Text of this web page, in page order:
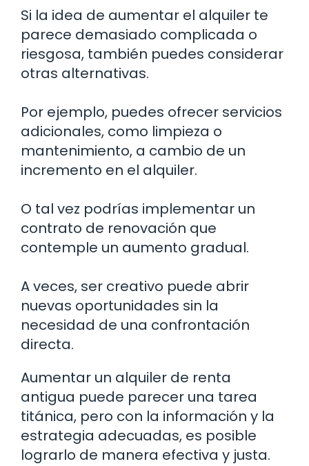
Si la idea de aumentar el alquiler te
parece demasiado complicada o
riesgosa, también puedes considerar
otras alternativas.
Por ejemplo, puedes ofrecer servicios
adicionales, como limpieza o
mantenimiento, a cambio de un
incremento en el alquiler.
O tal vez podrías implementar un
contrato de renovación que
contemple un aumento gradual.
A veces, ser creativo puede abrir
nuevas oportunidades sin la
necesidad de una confrontación
directa.
Aumentar un alquiler de renta
antigua puede parecer una tarea
titánica, pero con la información y la
estrategia adecuadas, es posible
lograrlo de manera efectiva y justa.